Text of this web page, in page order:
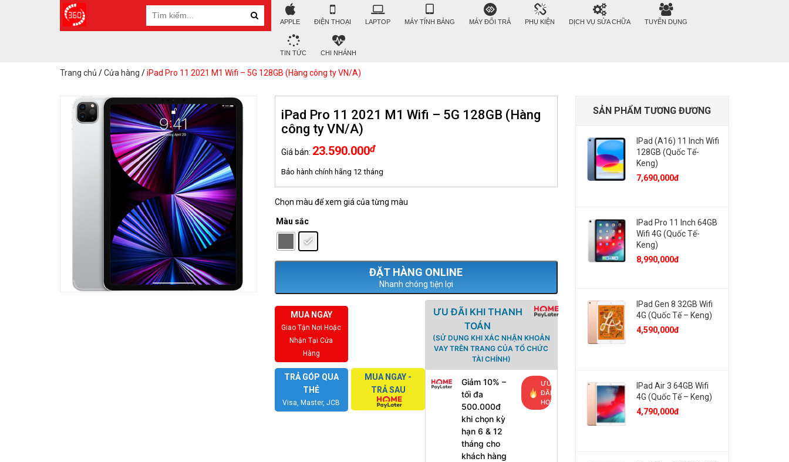
APPLE ĐIỆN THOẠI LAPTOP MÁY TÍNH BẢNG MÁY ĐỔI TRẢ PHỤ KIỆN DỊCH VỤ SỬA CHỮA TUYỂN DỤNG
TIN TỨC CHI NHÁNH
Trang chủ /Cửa hàng /iPad Pro 11 2021 M1 Wifi – 5G 128GB (Hàng công ty VN/A)
iPad Pro 11 2021 M1 Wifi – 5G 128GB (Hàng
công ty VN/A)
Giá bán: 23.590.000đ
Bảo hành chính hãng 12 tháng
Chọn màu để xem giá của từng màu
Màu sắc
Nhanh chóng tiện lợi
MUA NGAY
Giao Tận Nơi Hoặc
Nhận Tại Cửa
Hàng
TRẢ GÓP QUA
THẺ
Visa, Master, JCB
MUA NGAY -
TRẢ SAU
ƯU ĐÃI KHI THANH
TOÁN
(SỬ DỤNG KHI XÁC NHẬN KHOẢN
VAY TRÊN TRANG CỦA TỔ CHỨC
TÀI CHÍNH)
Giảm 10% –
tối đa
500.000đ
khi chọn kỳ
hạn 6 & 12
tháng cho
khách hàng
ƯU
ĐÃI
HOT
SẢN PHẨM TƯƠNG ĐƯƠNG
IPad (A16) 11 Inch Wifi
128GB (Quốc Tế-
Keng)
7,690,000đ
IPad Pro 11 Inch 64GB
Wifi 4G (Quốc Tế-
Keng)
8,990,000đ
IPad Gen 8 32GB Wifi
4G (Quốc Tế – Keng)
4,590,000đ
IPad Air 3 64GB Wifi
4G (Quốc Tế – Keng)
4,790,000đ